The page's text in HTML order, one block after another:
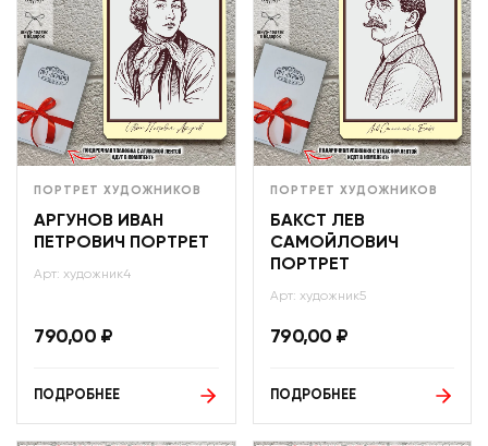
ПОРТРЕТ ХУДОЖНИКОВ
АРГУНОВ ИВАН
ПЕТРОВИЧ ПОРТРЕТ
Арт: художник4
790,00 ₽
ПОДРОБНЕЕ
ПОРТРЕТ ХУДОЖНИКОВ
БАКСТ ЛЕВ
САМОЙЛОВИЧ
ПОРТРЕТ
Арт: художник5
790,00 ₽
ПОДРОБНЕЕ